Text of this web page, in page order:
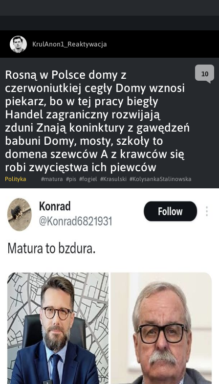
KrulAnon1_Reaktywacja
Rosną w Polsce domy z
czerwoniutkiej cegły Domy wznosi
piekarz, bo w tej pracy biegły
Handel zagraniczny rozwijają
zduni Znają koninktury z gawędzeń
babuni Domy, mosty, szkoły to
domena szewców A z krawców się
robi zwycięstwa ich piewców
10
Polityka #matura #pis #fogiel #Krasulski #KolysankaStalinowska